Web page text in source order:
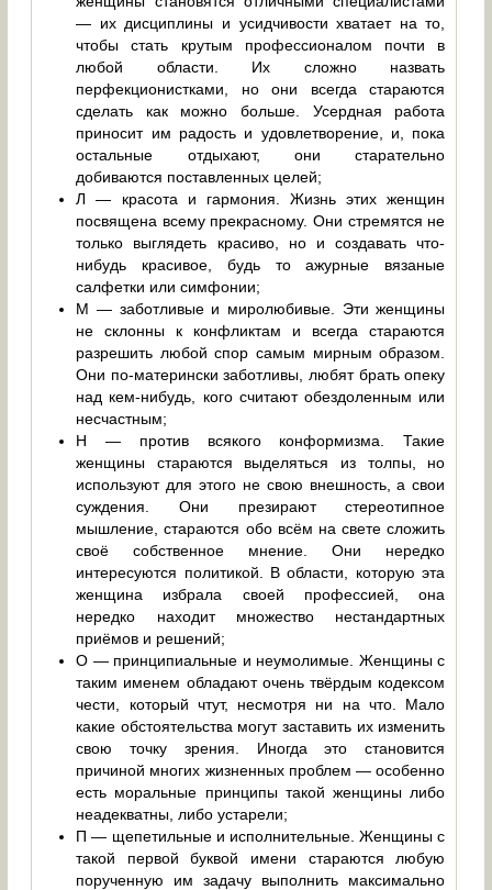
— их дисциплины и усидчивости хватает на то,
чтобы стать крутым профессионалом почти в
любой области. Их сложно назвать
перфекционистками, но они всегда стараются
сделать как можно больше. Усердная работа
приносит им радость и удовлетворение, и, пока
остальные отдыхают, они старательно
добиваются поставленных целей;
Л — красота и гармония. Жизнь этих женщин
посвящена всему прекрасному. Они стремятся не
только выглядеть красиво, но и создавать что-
нибудь красивое, будь то ажурные вязаные
салфетки или симфонии;
М — заботливые и миролюбивые. Эти женщины
не склонны к конфликтам и всегда стараются
разрешить любой спор самым мирным образом.
Они по-матерински заботливы, любят брать опеку
над кем-нибудь, кого считают обездоленным или
несчастным;
Н — против всякого конформизма. Такие
женщины стараются выделяться из толпы, но
используют для этого не свою внешность, а свои
суждения. Они презирают стереотипное
мышление, стараются обо всём на свете сложить
своё собственное мнение. Они нередко
интересуются политикой. В области, которую эта
женщина избрала своей профессией, она
нередко находит множество нестандартных
приёмов и решений;
О — принципиальные и неумолимые. Женщины с
таким именем обладают очень твёрдым кодексом
чести, который чтут, несмотря ни на что. Мало
какие обстоятельства могут заставить их изменить
свою точку зрения. Иногда это становится
причиной многих жизненных проблем — особенно
есть моральные принципы такой женщины либо
неадекватны, либо устарели;
П — щепетильные и исполнительные. Женщины с
такой первой буквой имени стараются любую
порученную им задачу выполнить максимально